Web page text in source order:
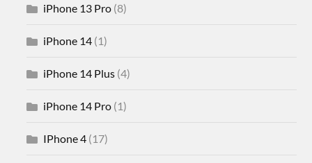
iPhone 13 Pro (8)
iPhone 14 (1)
iPhone 14 Plus (4)
iPhone 14 Pro (1)
IPhone 4 (17)